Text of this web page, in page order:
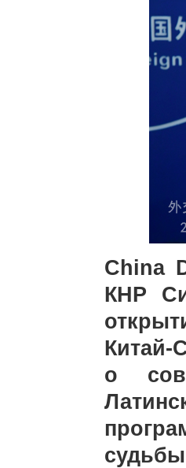
China
КНР
Китай-
о